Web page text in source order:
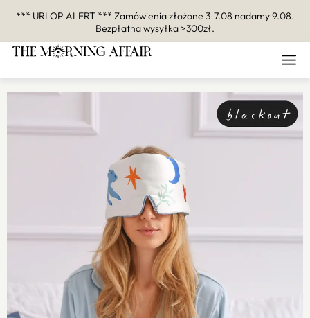
*** URLOP ALERT *** Zamówienia złożone 3-7.08 nadamy 9.08.
Bezpłatna wysyłka >300zł.